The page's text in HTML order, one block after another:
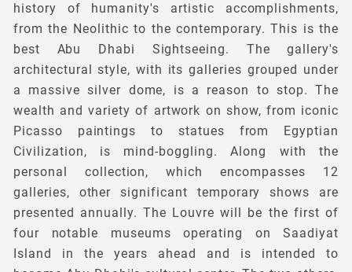
history of humanity's artistic accomplishments,
from the Neolithic to the contemporary. This is the
best Abu Dhabi Sightseeing. The gallery's
architectural style, with its galleries grouped under
a massive silver dome, is a reason to stop. The
wealth and variety of artwork on show, from iconic
Picasso paintings to statues from Egyptian
Civilization, is mind-boggling. Along with the
personal collection, which encompasses 12
galleries, other significant temporary shows are
presented annually. The Louvre will be the first of
four notable museums operating on Saadiyat
Island in the years ahead and is intended to